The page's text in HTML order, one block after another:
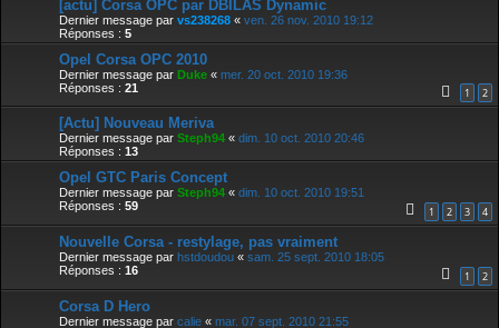
[actu] Corsa OPC par DBILAS Dynamic
Dernier message par vs238268 « ven. 26 nov. 2010 19:12
Réponses : 5
Opel Corsa OPC 2010
Dernier message par Duke « mer. 20 oct. 2010 19:36
Réponses : 21 1 2
[Actu] Nouveau Meriva
Dernier message par Steph94 « dim. 10 oct. 2010 20:46
Réponses : 13
Opel GTC Paris Concept
Dernier message par Steph94 « dim. 10 oct. 2010 19:51
Réponses : 59 1 2 3 4
Nouvelle Corsa - restylage, pas vraiment
Dernier message par hstdoudou « sam. 25 sept. 2010 18:05
Réponses : 16 1 2
Corsa D Hero
Dernier message par calie « mar. 07 sept. 2010 21:55